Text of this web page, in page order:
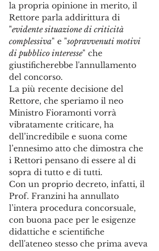
la propria opinione in merito, il
Rettore parla addirittura di
"evidente situazione di criticità
complessiva" e "sopravvenuti motivi
di pubblico interesse" che
giustificherebbe l'annullamento
del concorso.
La più recente decisione del
Rettore, che speriamo il neo
Ministro Fioramonti vorrà
vibratamente criticare, ha
dell’incredibile e suona come
l’ennesimo atto che dimostra che
i Rettori pensano di essere al di
sopra di tutto e di tutti.
Con un proprio decreto, infatti, il
Prof. Franzini ha annullato
l’intera procedura concorsuale,
con buona pace per le esigenze
didattiche e scientifiche
dell'ateneo stesso che prima aveva